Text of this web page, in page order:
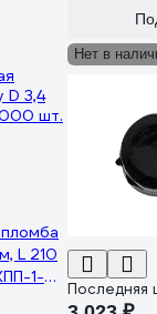
L 210
1-
Нет в
Последняя